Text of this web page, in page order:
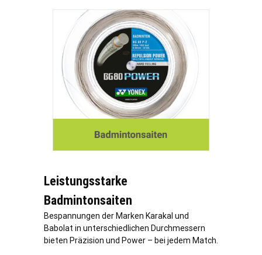
Leistungsstarke
Badmintonsaiten
Bespannungen der Marken Karakal und
Babolat in unterschiedlichen Durchmessern
bieten Präzision und Power – bei jedem Match.